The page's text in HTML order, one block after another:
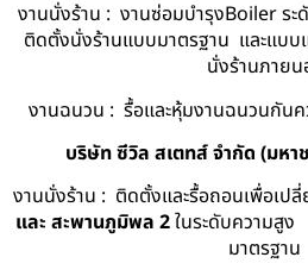
งานนั่งร้าน : งานซ่อมบำรุงBoiler ระ
ติดตั้งนั่งร้านแบบมาตรฐาน และแบบ
นั่งร้านภาย
งานฉนวน : รื้อและหุ้มงานฉนวนกัน
บริษัท ซีวิล สเตทส์ จำกัด (มห
งานนั่งร้าน : ติดตั้งและรื้อถอนเพื่อเป
และ สะพานภูมิพล 2ในระดับความสู
มาตรฐาน